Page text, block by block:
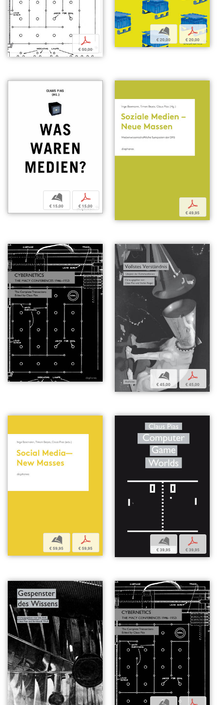
p
€ 50,00
b
€ 20,00
p
€ 20,00
b
€ 15,00
p
€ 15,00 p
€ 49,95
b
€ 45,00
p
€ 45,00
b
€ 59,95
p
€ 59,95
b
€ 39,95
p
€ 39,95